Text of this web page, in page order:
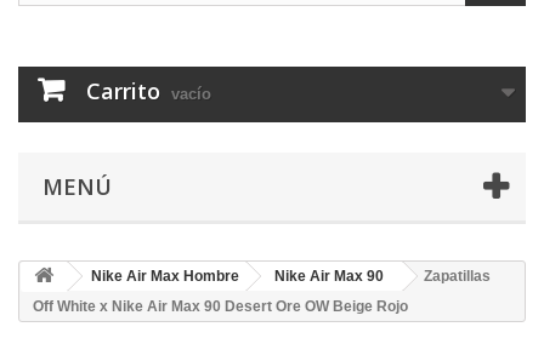
Carrito vacío
MENÚ
Nike Air Max Hombre Nike Air Max 90
Zapatillas
Off White x Nike Air Max 90 Desert Ore OW Beige Rojo